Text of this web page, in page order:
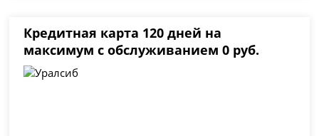
Кредитная карта 120 дней на
максимум с обслуживанием 0 руб.